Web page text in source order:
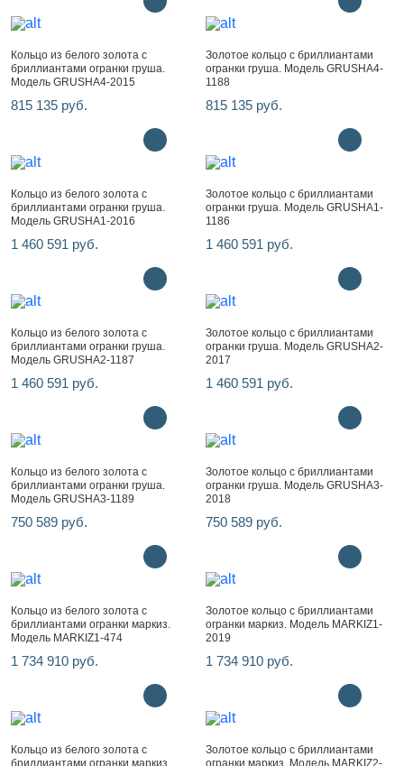
Кольцо из белого золота с
бриллиантами огранки груша.
Модель GRUSHA4-2015
815 135 руб.
Золотое кольцо с бриллиантами
огранки груша. Модель GRUSHA4-
1188
815 135 руб.
Кольцо из белого золота с
бриллиантами огранки груша.
Модель GRUSHA1-2016
1 460 591 руб.
Золотое кольцо с бриллиантами
огранки груша. Модель GRUSHA1-
1186
1 460 591 руб.
Кольцо из белого золота с
бриллиантами огранки груша.
Модель GRUSHA2-1187
1 460 591 руб.
Золотое кольцо с бриллиантами
огранки груша. Модель GRUSHA2-
2017
1 460 591 руб.
Кольцо из белого золота с
бриллиантами огранки груша.
Модель GRUSHA3-1189
750 589 руб.
Золотое кольцо с бриллиантами
огранки груша. Модель GRUSHA3-
2018
750 589 руб.
Кольцо из белого золота с
бриллиантами огранки маркиз.
Модель MARKIZ1-474
1 734 910 руб.
Золотое кольцо с бриллиантами
огранки маркиз. Модель MARKIZ1-
2019
1 734 910 руб.
Кольцо из белого золота с
бриллиантами огранки маркиз.
Золотое кольцо с бриллиантами
огранки маркиз. Модель MARKIZ2-